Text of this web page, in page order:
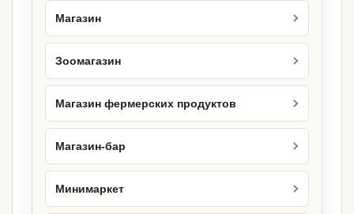
Магазин
Зоомагазин
Магазин фермерских продуктов
Магазин-бар
Минимаркет